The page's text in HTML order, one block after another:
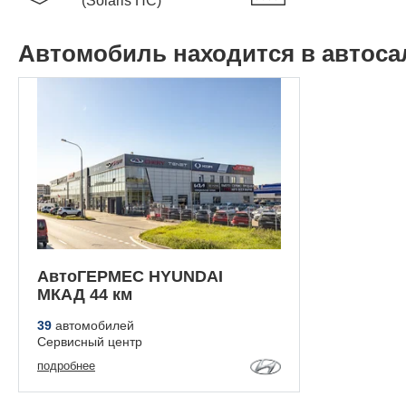
Автомобиль находится в
АвтоГЕРМЕС HYUNDAI
МКАД 44 км
39 автомобилей
Сервисный центр
подробнее